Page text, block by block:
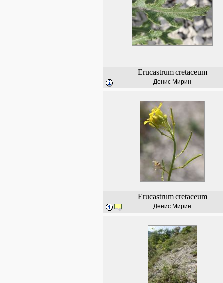
Erucastrum cretaceum
Денис Мирин
Erucastrum cretaceum
Денис Мирин